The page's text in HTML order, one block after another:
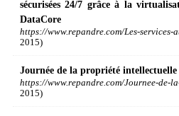
sécurisées 24/7 grâce à la
DataCore
https://www.repandre.com/Les-services-
2015)
Journée de la propriété intellectuelle
https://www.repandre.com/Journee-de-
2015)